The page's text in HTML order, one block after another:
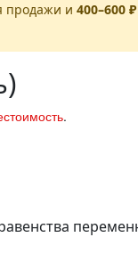
продажи и 400–600 ₽
.